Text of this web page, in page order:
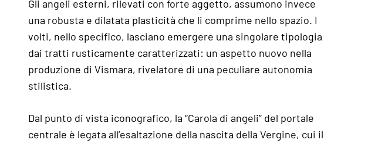
Gli angeli esterni, rilevati con forte aggetto, assumono invece
una robusta e dilatata plasticità che li comprime nello spazio. I
volti, nello specifico, lasciano emergere una singolare tipologia
dai tratti rusticamente caratterizzati: un aspetto nuovo nella
produzione di Vismara, rivelatore di una peculiare autonomia
stilistica.
Dal punto di vista iconografico, la “Carola di angeli” del portale
centrale è legata all’esaltazione della nascita della Vergine, cui il